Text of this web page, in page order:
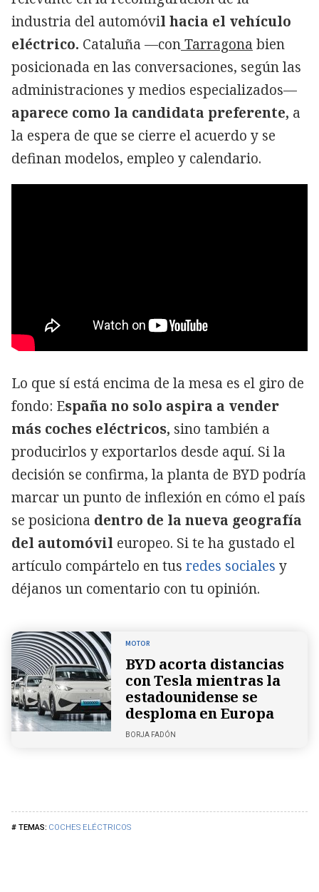
COCHES ELÉCTRICOS
industria del automóvil hacia el vehículo
eléctrico. Cataluña —conTarragona bien
posicionada en las conversaciones, según las
administraciones y medios especializados—
aparece como la candidata preferente, a
la espera de que se cierre el acuerdo y se
definan modelos, empleo y calendario.
Lo que sí está encima de la mesa es el giro de
fondo: España no solo aspira a vender
más coches eléctricos, sino también a
producirlos y exportarlos desde aquí. Si la
decisión se confirma, la planta de BYD podría
marcar un punto de inflexión en cómo el país
se posiciona dentro de la nueva geografía
del automóvil europeo. Si te ha gustado el
artículo compártelo en tus redes sociales y
déjanos un comentario con tu opinión.
MOTOR
BYD acorta distancias
con Tesla mientras la
estadounidense se
desploma en Europa
BORJA FADÓN